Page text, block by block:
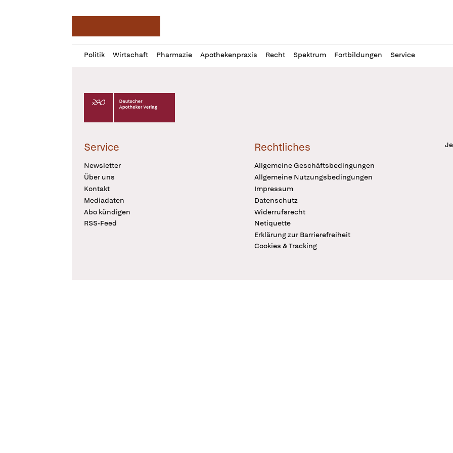
Politik Wirtschaft Pharmazie Apothekenpraxis Recht Spektrum Fortbildungen Service
Profil
öffnen
Daz
Pur
Deutscher Apotheker Verlag Logo
Service
Newsletter
Über uns
Kontakt
Mediadaten
Abo kündigen
RSS-Feed
Rechtliches
Allgemeine Geschäftsbedingungen
Allgemeine Nutzungsbedingungen
Impressum
Datenschutz
Widerrufsrecht
Netiquette
Erklärung zur Barrierefreiheit
Cookies & Tracking